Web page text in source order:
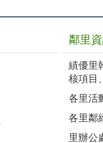
鄰里
績優里
核項目
各里活
各里鄰
里辦公